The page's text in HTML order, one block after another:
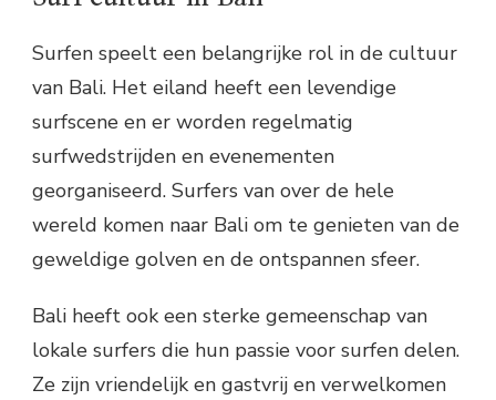
Surfen speelt een belangrijke rol in de cultuur
van Bali. Het eiland heeft een levendige
surfscene en er worden regelmatig
surfwedstrijden en evenementen
georganiseerd. Surfers van over de hele
wereld komen naar Bali om te genieten van de
geweldige golven en de ontspannen sfeer.
Bali heeft ook een sterke gemeenschap van
lokale surfers die hun passie voor surfen delen.
Ze zijn vriendelijk en gastvrij en verwelkomen